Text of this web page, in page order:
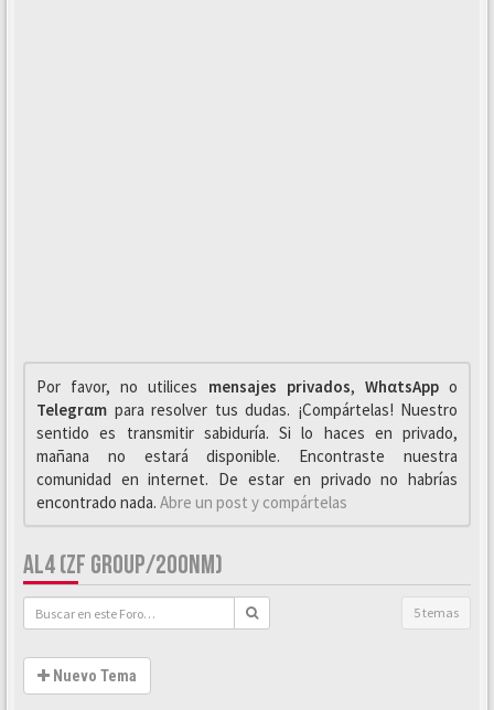
Por favor, no utilices mensajes privados, WhαtsAppo
Telegrαm para resolver tus dudas. ¡Compártelas! Nuestro
sentido es transmitir sabiduría. Si lo haces en privado,
mañana no estará disponible. Encontraste nuestra
comunidad en internet. De estar en privado no habrías
encontrado nada. Abre un post y compártelas
AL4 (ZF GROUP/200NM)
5 temas
Nuevo Tema